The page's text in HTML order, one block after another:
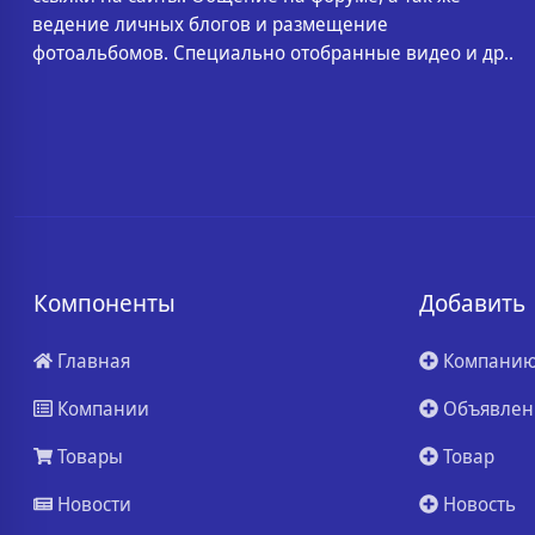
ведение личных блогов и размещение
фотоальбомов. Специально отобранные видео и др..
Компоненты
Главная
Компании
Товары
Новости
Добавить
Товар
Новость